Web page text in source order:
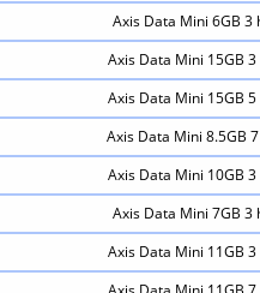
Axis Data Mini 6GB 3
Axis Data Mini 15GB
Axis Data Mini 15GB
Axis Data Mini 8.5GB
Axis Data Mini 10GB
Axis Data Mini 7GB 3
Axis Data Mini 11GB